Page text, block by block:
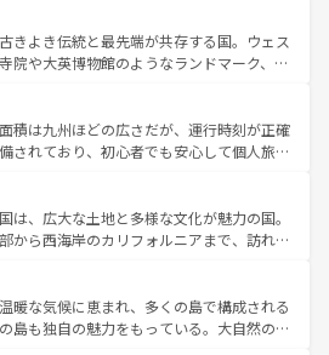
ンの発祥地であるランス、プロヴァンスの
ダー畑など、多彩な楽しみ方が可能だ。さ
の地域にも魅力が溢れており、どの街角に
運ぶとそれぞれで全く異なる文化を体験で
きるだろう。 なお、新着のフランス情報はコンテンツ一覧
い。
は、どこを歩いても飽きることがない。ベ
活気、バイエルン州のアルプスの絶景、そ
いのワイン畑といった風景は必見。ビール
はぜひ体験してほしい。 なお、新着の
コンテンツ一覧を参照してほしい。
きよき伝統と最先端が共存する国。ウェス
院や大英博物館のようなランドマーク、歴
る魅力がある。また、優雅なアフタヌーン
好きにはたまらない英国パブ、サッカー観
からこそできる体験も豊富。イギリスを旅
してほしい。
積は九州ほどの広さだが、運行時刻が正確
されており、初心者でも安心して個人旅行
ま残る町や、スイスならではのユニークな
アルプス観光だけでなく町歩きも満喫する
国民の所得が高いため物価も高いが、旅行
で観光を楽しむこともできる。 なお、新
はコンテンツ一覧 を参照してほしい。
は、広大な土地と多様な文化が魅力の国。
から西海岸のカリフォルニアまで、訪れる
市は、観光、ショッピング、エンターテイ
った刺激的なスポットだ。一方、アメリカ
が広がり、グランドキャニオンやイエロー
暖な気候に恵まれ、多くの島で構成される
島も独自の魅力をもっている。大自然の神